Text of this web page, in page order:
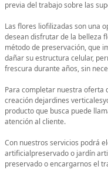
previa del trabajo sobre las
Las flores liofilizadas son una
desean disfrutar de la belleza
método de preservación, que
dañar su estructura celular,
frescura durante años, sin
Para completar nuestra oferta
creación dejardines
producto que busca puede
atención al cliente.
Con nuestros servicios podrá
artificialpreservado o jardín
preservado o encargarnos el